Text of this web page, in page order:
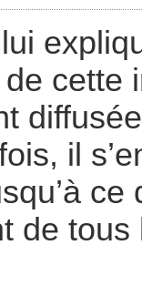
cette
il
ce
de